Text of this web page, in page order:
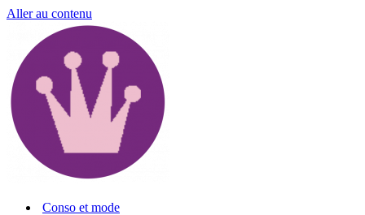
Aller au contenu
Conso et mode